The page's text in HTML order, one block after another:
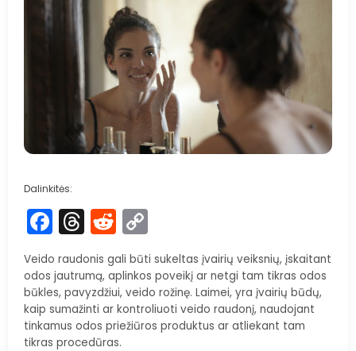
Dalinkitės:
Facebook
Threads
Reddit
Link
Veido raudonis gali būti sukeltas įvairių veiksnių, įskaitant
odos jautrumą, aplinkos poveikį ar netgi tam tikras odos
būkles, pavyzdžiui, veido rožinę. Laimei, yra įvairių būdų,
kaip sumažinti ar kontroliuoti veido raudonį, naudojant
tinkamus odos priežiūros produktus ar atliekant tam
tikras procedūras.